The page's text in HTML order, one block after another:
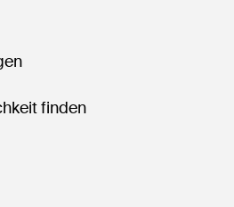
finden